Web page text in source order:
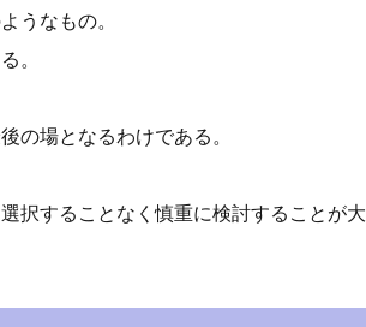
うなもの。
。
の場となるわけである。
択することなく慎重に検討することが大